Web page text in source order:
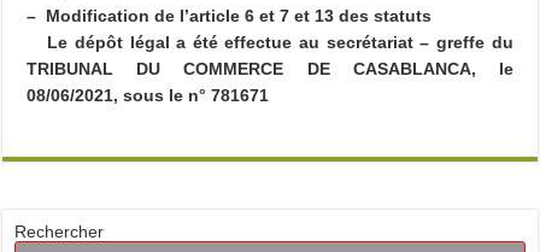
– Modification de l’article 6 et 7 et 13 des statuts
Le dépôt légal a été effectue au secrétariat – greffe du
TRIBUNAL DU COMMERCE DE CASABLANCA, le
08/06/2021, sous le n° 781671
Rechercher